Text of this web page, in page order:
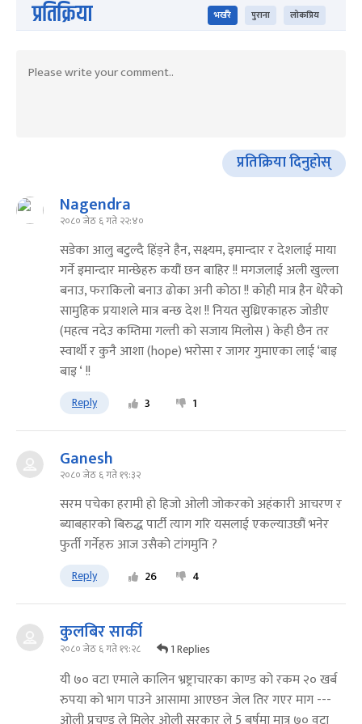
प्रतिक्रिया भर्खरै पुराना लोकप्रिय
प्रतिक्रिया दिनुहोस्
Nagendra
२०८० जेठ ६ गते २२:४०
सडेका आलु बटुल्दै हिंड्ने हैन, सक्ष्यम, इमान्दार र देशलाई माया
गर्ने इमान्दार मान्छेहरु कयौं छन बाहिर !! मगजलाई अली खुल्ला
बनाउ, फराकिलो बनाउ ढोका अनी कोठा !! कोही मात्र हैन धेरैको
सामुहिक प्रयाशले मात्र बन्छ देश !! नियत सुध्रिएकाहरु जोडीए
(महत्व नदेउ कम्तिमा गल्ती को सजाय मिलोस ) केही छैन तर
स्वार्थी र कुनै आशा (hope) भरोसा र जागर गुमाएका लाई ‘बाइ
बाइ ‘ !!
Reply 3 1
Ganesh
२०८० जेठ ६ गते १९:३२
सरम पचेका हरामी हो हिजो ओली जोकरको अहंकारी आचरण र
ब्याबहारको बिरुद्ध पार्टी त्याग गरि यसलाई एकल्याउछौं भनेर
फुर्ती गर्नेहरु आज उसैको टांगमुनि ?
Reply 26 4
कुलबिर सार्की
२०८० जेठ ६ गते १९:२८ 1 Replies
यी ७० वटा एमाले कालिन भ्रष्ट्राचारका काण्ड को रकम २० खर्ब
रुपया को भाग पाउने आसामा आएछन जेल तिर गएर माग ---